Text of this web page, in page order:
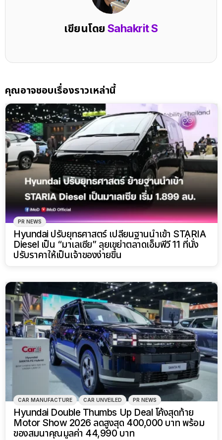
เขียนโดยSahakrit S
คุณอาจชอบเรื่องราวเหล่านี้
PR NEWS
Hyundai ปรับยุทธศาสตร์ เปลี่ยนฐานนำเข้า STARIA
Diesel เป็น “มาเลเซีย” ลุยเขย่าตลาดเอ็มพีวี 11 ที่นั่ง
ปรับราคาให้เป็นเจ้าของง่ายขึ้น
CAR MANUFACTURE CAR UNVEILED PR NEWS
Hyundai Double Thumbs Up Deal โค้งสุดท้าย
Motor Show 2026 ลดสูงสุด 400,000 บาท พร้อม
ของสมนาคุณมูลค่า 44,990 บาท